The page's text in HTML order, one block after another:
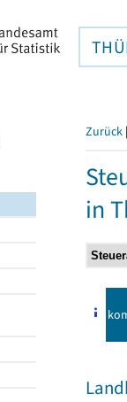
Zurück |
in